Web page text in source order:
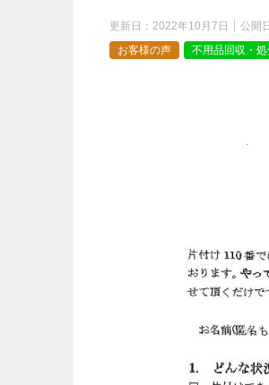
更新日： 2022年10月7日 公開
お客様の声
不用品回収・